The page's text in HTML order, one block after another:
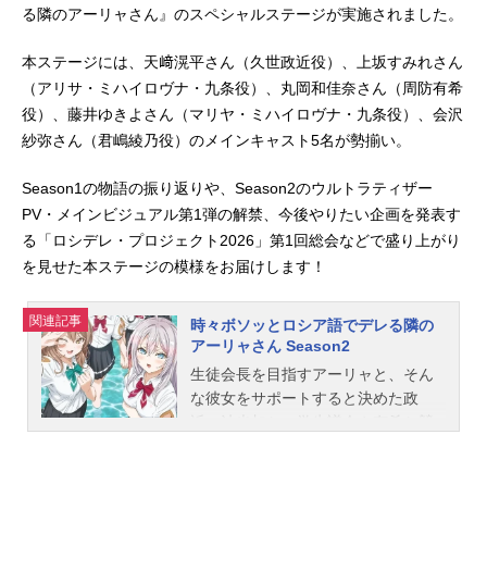
る隣のアーリャさん』のスペシャルステージが実施されました。
本ステージには、天﨑滉平さん（久世政近役）、上坂すみれさん
（アリサ・ミハイロヴナ・九条役）、丸岡和佳奈さん（周防有希
役）、藤井ゆきよさん（マリヤ・ミハイロヴナ・九条役）、会沢
紗弥さん（君嶋綾乃役）のメインキャスト5名が勢揃い。
Season1の物語の振り返りや、Season2のウルトラティザー
PV・メインビジュアル第1弾の解禁、今後やりたい企画を発表す
る「ロシデレ・プロジェクト2026」第1回総会などで盛り上がり
を見せた本ステージの模様をお届けします！
関連記事
時々ボソッとロシア語でデレる隣の
アーリャさん Season2
生徒会長を目指すアーリャと、そん
な彼女をサポートすると決めた政